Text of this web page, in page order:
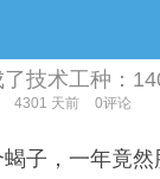
技术工种：
4301 天前 0评论
子，一年竟